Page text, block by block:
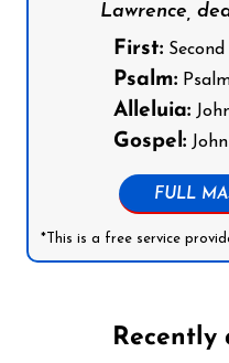
Lawrence,
First:
Psalm:
Alleluia:
Gospel:
FULL
*This is a free service
Recently